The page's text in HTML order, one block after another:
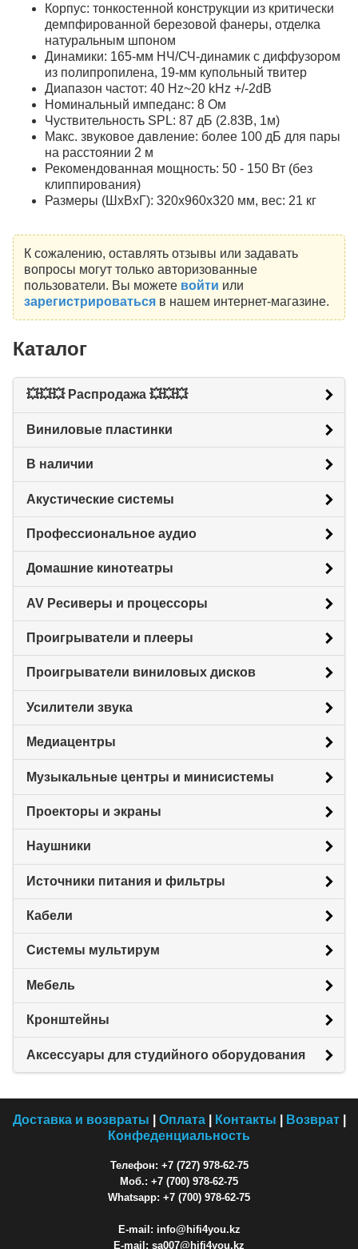
Корпус: тонкостенной конструкции из критически
демпфированной березовой фанеры, отделка
натуральным шпоном
Динамики: 165-мм НЧ/СЧ-динамик с диффузором
из полипропилена, 19-мм купольный твитер
Диапазон частот: 40 Hz~20 kHz +/-2dB
Номинальный импеданс: 8 Ом
Чуствительность SPL: 87 дБ (2.83В, 1м)
Макс. звуковое давление: более 100 дБ для пары
на расстоянии 2 м
Рекомендованная мощность: 50 - 150 Вт (без
клиппирования)
Размеры (ШхВхГ): 320x960x320 мм, вес: 21 кг
К сожалению, оставлять отзывы или задавать
вопросы могут только авторизованные
пользователи. Вы можете войти или
зарегистрироватьсяв нашем интернет-магазине.
Каталог
💥💥💥 Распродажа 💥💥💥
Виниловые пластинки
В наличии
Акустические системы
Профессиональное аудио
Домашние кинотеатры
AV Ресиверы и процессоры
Проигрыватели и плееры
Проигрыватели виниловых дисков
Усилители звука
Медиацентры
Музыкальные центры и минисистемы
Проекторы и экраны
Наушники
Источники питания и фильтры
Кабели
Системы мультирум
Мебель
Кронштейны
Аксессуары для студийного оборудования
Доставка и возвраты Оплата| Контакты Возврат|
Конфеденциальность
Телефон: +7 (727) 978-62-75
Моб.: +7 (700) 978-62-75
Whatsapp: +7 (700) 978-62-75
E-mail: info@hifi4you.kz
E-mail: sa007@hifi4you.kz